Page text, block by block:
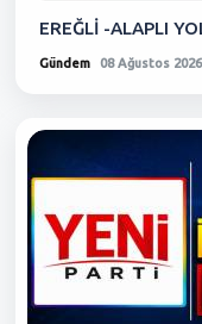
EREĞLİ -ALAPLI
Gündem 08 Ağustos